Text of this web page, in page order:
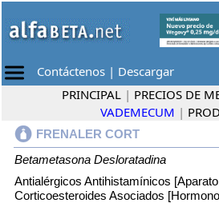
Contáctenos | Descargar
PRINCIPAL | PRECIOS DE
VADEMECUM |
FRENALER CORT
Betametasona Desloratadina
Antialérgicos Antihistamínicos
Corticoesteroides Asociados